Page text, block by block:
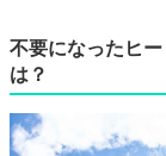
不要になったヒ
は？